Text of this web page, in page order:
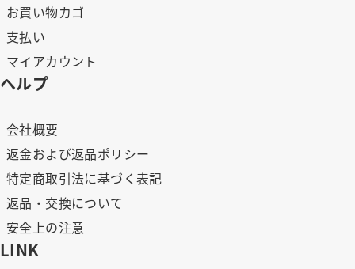
お買い物カゴ
支払い
マイアカウント
ヘルプ
会社概要
返金および返品ポリシー
特定商取引法に基づく表記
返品・交換について
安全上の注意
LINK